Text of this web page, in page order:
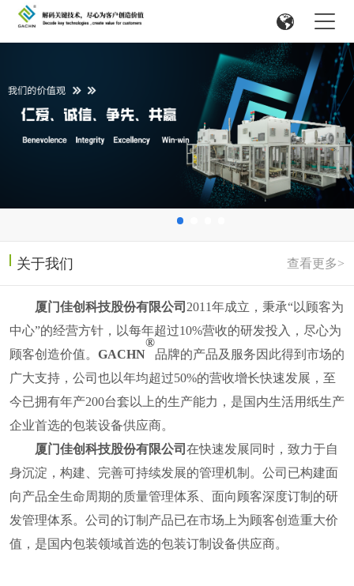
关于我们 查看更多>
厦门佳创科技股份有限公司 2011年成立， 秉承“以顾客为
中心”的经营方针，以每年超过10%营收的研发投入，尽心为
顾客创造价值。 GACHN
®
品牌的产品及服务因此得到市场的
广大支持，公司也以年均超过50%的营收增长快速发展，至
今已拥有年产200台套以上的生产能力，是国内生活用纸生产
企业首选的包装设备供应商。
厦门佳创科技股份有限公司 在快速发展同时，致力于自
身沉淀，构建、完善可持续发展的管理机制。公司已构建面
向产品全生命周期的质量管理体系、面向顾客深度订制的研
发管理体系。公司的订制产品已在市场上为顾客创造重大价
值， 是国内包装领域首选的包装订制设备供应商。